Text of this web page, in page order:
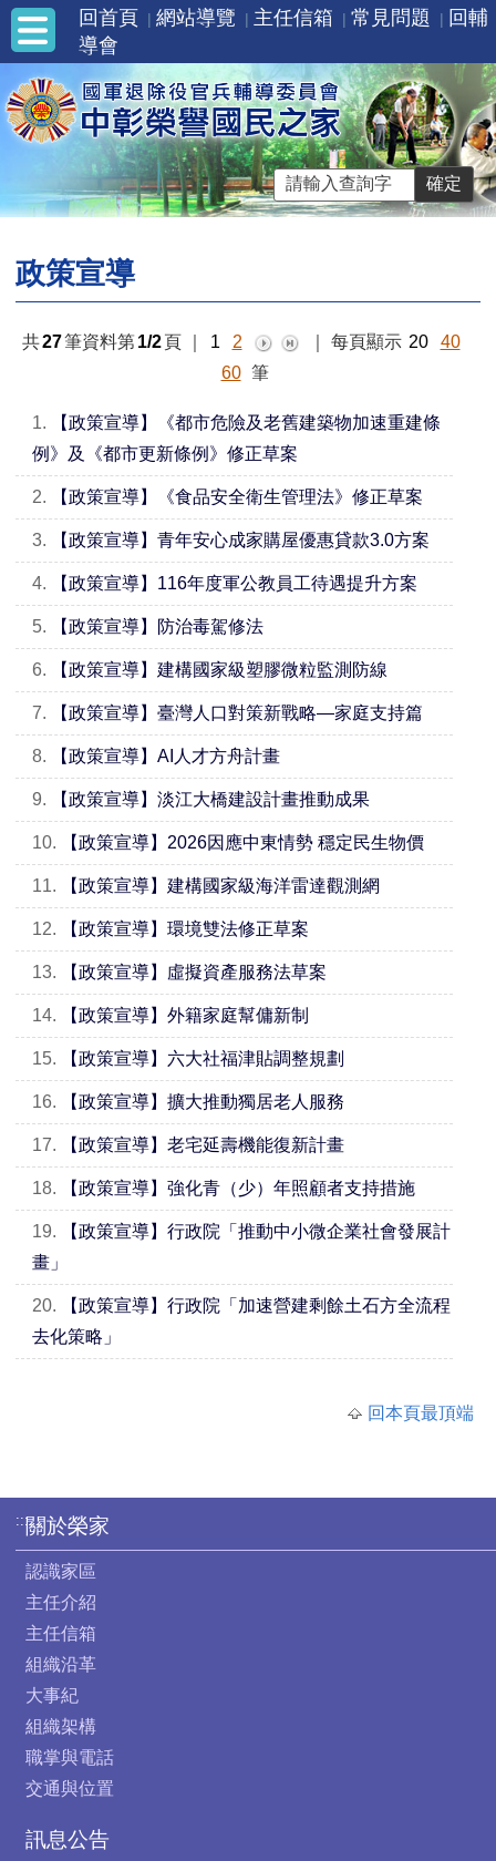
回首頁 網站導覽 主任信箱 常見問題
回輔
導會
政策宣導
共27筆資料第 1/2 頁 1 2 每頁顯示 20
40
60 筆
1.
【政策宣導】《都市危險及老舊建築物加速重建條
例》及《都市更新條例》修正草案
2. 【政策宣導】《食品安全衛生管理法》修正草案
3. 【政策宣導】青年安心成家購屋優惠貸款3.0方案
4. 【政策宣導】116年度軍公教員工待遇提升方案
5. 【政策宣導】防治毒駕修法
6. 【政策宣導】建構國家級塑膠微粒監測防線
7. 【政策宣導】臺灣人口對策新戰略—家庭支持篇
8. 【政策宣導】AI人才方舟計畫
9. 【政策宣導】淡江大橋建設計畫推動成果
10. 【政策宣導】2026因應中東情勢 穩定民生物價
11. 【政策宣導】建構國家級海洋雷達觀測網
12. 【政策宣導】環境雙法修正草案
13. 【政策宣導】虛擬資產服務法草案
14. 【政策宣導】外籍家庭幫傭新制
15. 【政策宣導】六大社福津貼調整規劃
16. 【政策宣導】擴大推動獨居老人服務
17. 【政策宣導】老宅延壽機能復新計畫
18. 【政策宣導】強化青（少）年照顧者支持措施
19.
【政策宣導】行政院「推動中小微企業社會發展計
畫」
20.
【政策宣導】行政院「加速營建剩餘土石方全流程
去化策略」
回本頁最頂端
:::關於榮家
認識家區
主任介紹
主任信箱
組織沿革
大事紀
組織架構
職掌與電話
交通與位置
訊息公告